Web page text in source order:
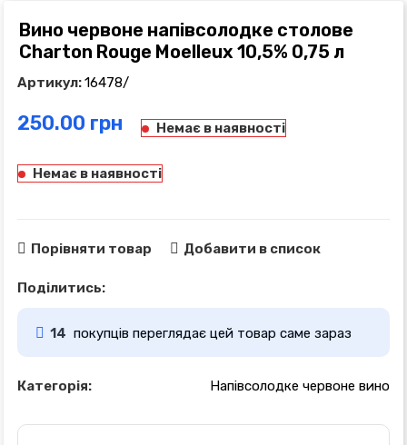
Вино червоне напівсолодке столове
Charton Rouge Moelleux 10,5% 0,75 л
Артикул:16478/
грн Немає в наявності
Немає в наявності
Порівняти товар Добавити в список
Поділитись:
14 покупців переглядає цей товар саме зараз
Категорія: Напівсолодке червоне вино